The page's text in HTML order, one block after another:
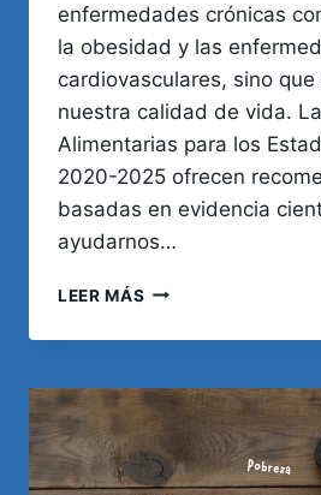
enfermedades crónicas
la obesidad y las
cardiovasculares, sino
nuestra calidad de vida.
Alimentarias para los
2020-2025 ofrecen
basadas en evidencia
ayudarnos…
LEER MÁS ALIMENTACIÓN
SEGÚN
ACTUALES